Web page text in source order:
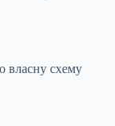
власну схему